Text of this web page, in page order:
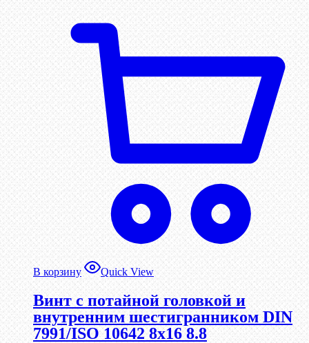
В корзину Quick View
Винт с потайной головкой и
внутренним шестигранником DIN
7991/ISO 10642 8х16 8.8